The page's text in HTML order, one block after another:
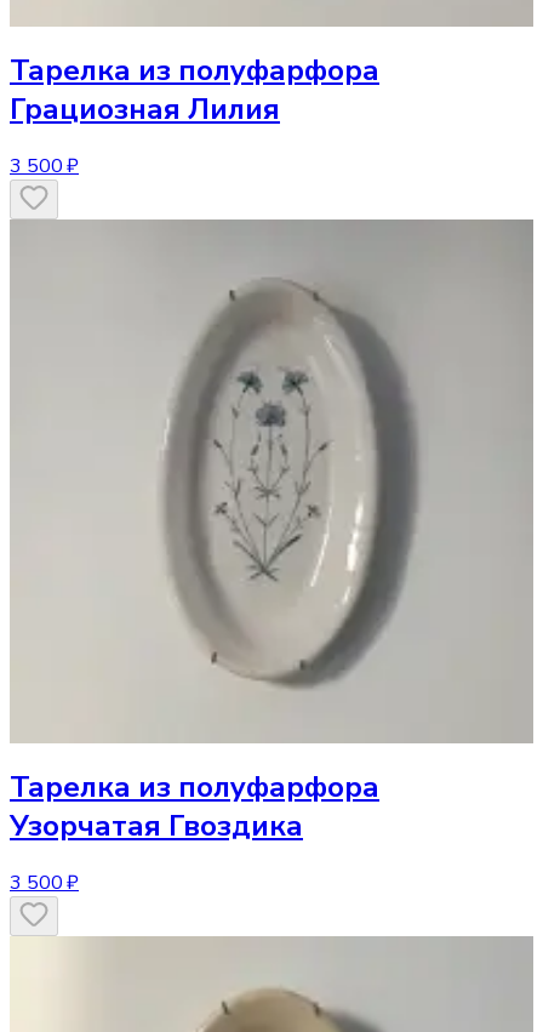
Тарелка из полуфарфора
Грациозная Лилия
3 500 ₽
Тарелка из полуфарфора
Узорчатая Гвоздика
3 500 ₽